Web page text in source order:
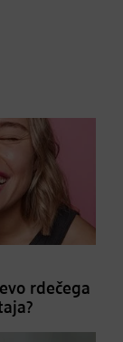
rdečega